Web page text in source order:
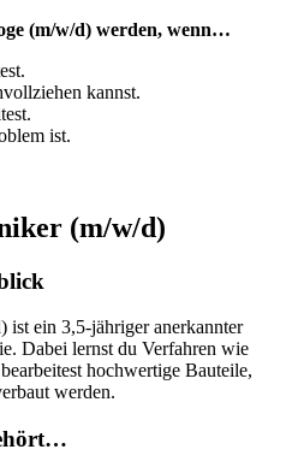
(m/w/d) werden, wenn…
kannst.
ist.
(m/w/d)
ist ein 3,5-jähriger anerkannter
Dabei lernst du Verfahren wie
hochwertige Bauteile,
werden.